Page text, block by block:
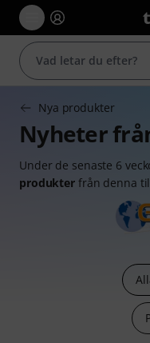
Nya produkter
Nyheter
Under de senaste 6
produkter från denna